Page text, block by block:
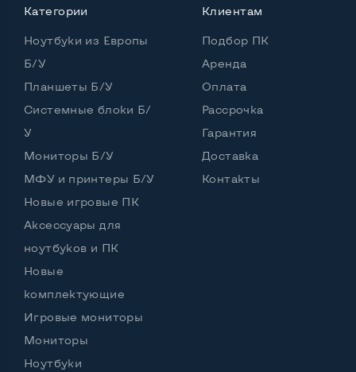
Категории
Ноутбуки из Европы
Б/У
Планшеты Б/У
Системные блоки Б/
У
Мониторы Б/У
МФУ и принтеры Б/У
Новые игровые ПК
Аксессуары для
ноутбуков и ПК
Новые
комплектующие
Игровые мониторы
Мониторы
Ноутбуки
Клиентам
Подбор ПК
Аренда
Оплата
Рассрочка
Гарантия
Доставка
Контакты